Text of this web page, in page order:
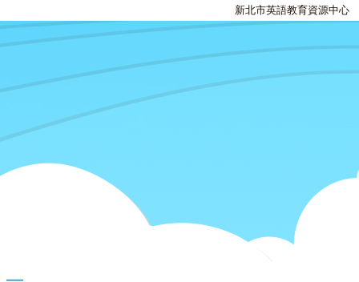
新北市英語教育資源中心